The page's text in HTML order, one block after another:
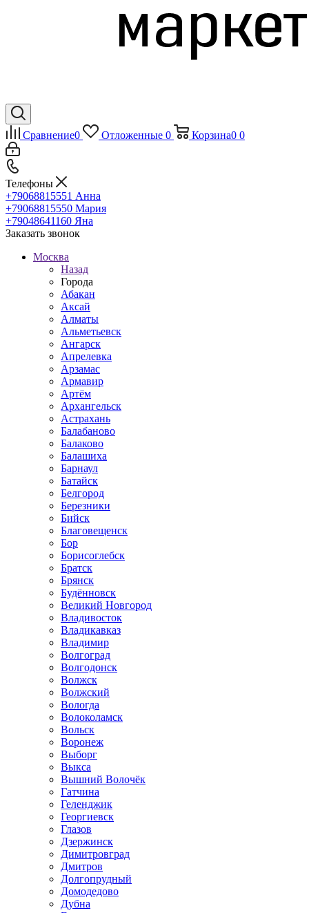
Сравнение0 Отложенные 0 Корзина0 0
Телефоны
+79068815551 Анна
+79068815550 Мария
+79048641160 Яна
Заказать звонок
Москва
Назад
Города
Абакан
Аксай
Алматы
Альметьевск
Ангарск
Апрелевка
Арзамас
Армавир
Артём
Архангельск
Астрахань
Балабаново
Балаково
Балашиха
Барнаул
Батайск
Белгород
Березники
Бийск
Благовещенск
Бор
Борисоглебск
Братск
Брянск
Будённовск
Великий Новгород
Владивосток
Владикавказ
Владимир
Волгоград
Волгодонск
Волжск
Волжский
Вологда
Волоколамск
Вольск
Воронеж
Выборг
Выкса
Вышний Волочёк
Гатчина
Геленджик
Георгиевск
Глазов
Дзержинск
Димитровград
Дмитров
Долгопрудный
Домодедово
Дубна